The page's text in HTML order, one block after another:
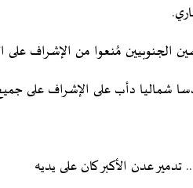
الجنوبيين مُنعوا من الإشراف على
دأب على الإشراف على جميع
تدمير عدن الأكبر كان على يديه